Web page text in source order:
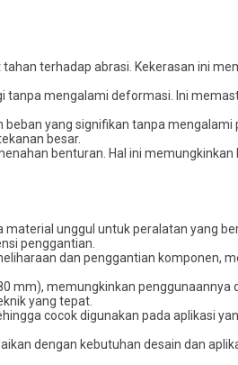
terhadap abrasi. Kekerasan ini
tanpa mengalami deformasi. Ini
yang signifikan tanpa
besar.
benturan. Hal ini
unggul untuk peralatan yang
penggantian.
dan penggantian komponen,
mm), memungkinkan penggunaannya
yang tepat.
cocok digunakan pada aplikasi
dengan kebutuhan desain dan